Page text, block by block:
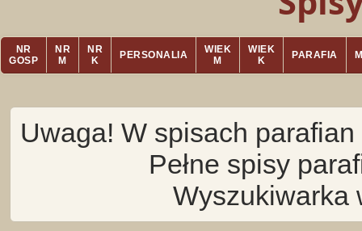
NR
GOSP
NR
M
NR
K
PERSONALIA
WIEK
M
WIEK
K
PARAFIA
Uwaga! W spisach
Pełne spisy
Wyszukiwarka